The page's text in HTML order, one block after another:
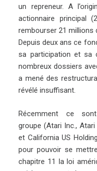
un repreneur. A
actionnaire principal
rembourser 21 millions
Depuis deux ans ce
sa participation et sa
nombreux dossiers
a mené des
révélé insuffisant.
Récemment ce
groupe (Atari Inc.,
et California US
pour pouvoir se
chapitre 11 la loi